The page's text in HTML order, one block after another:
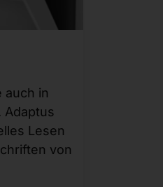
auch in
Adaptus
Lesen
von